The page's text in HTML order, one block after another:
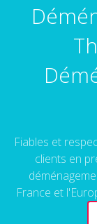
Fiables et
clients en
France et